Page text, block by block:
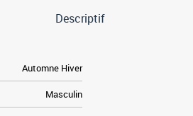
Descriptif
Automne Hiver
Masculin